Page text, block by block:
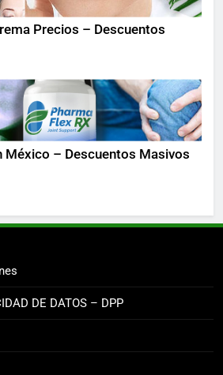
Precios – Descuentos
México – Descuentos Masivos
DE DATOS – DPP